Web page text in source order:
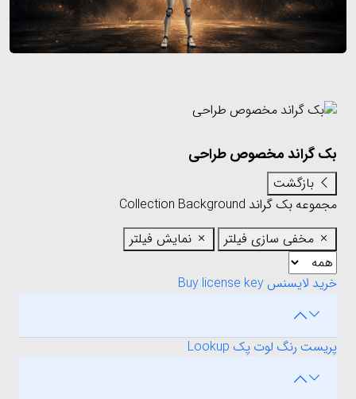
بک گراند مخصوص طراحی
مجموعه بک گراند
Collection Background
مخفی سازی فیلتر
نمایش فیلتر
خرید لایسنس Buy license key
پریست رنگ لوت پک Lookup